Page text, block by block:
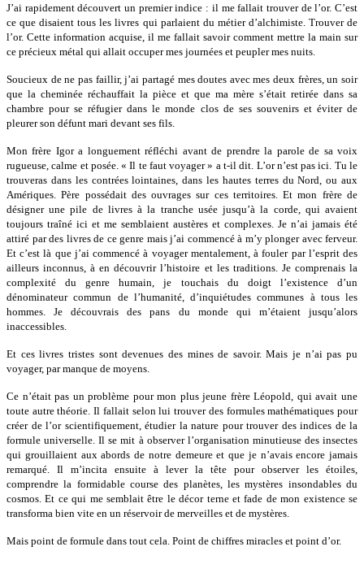
J’ai rapidement découvert un premier indice : il me fallait trouver de l’or. C’est
ce que disaient tous les livres qui parlaient du métier d’alchimiste. Trouver de
l’or. Cette information acquise, il me fallait savoir comment mettre la main sur
ce précieux métal qui allait occuper mes journées et peupler mes nuits.
Soucieux de ne pas faillir, j’ai partagé mes doutes avec mes deux frères, un soir
que la cheminée réchauffait la pièce et que ma mère s’était retirée dans sa
chambre pour se réfugier dans le monde clos de ses souvenirs et éviter de
pleurer son défunt mari devant ses fils.
Mon frère Igor a longuement réfléchi avant de prendre la parole de sa voix
rugueuse, calme et posée. « Il te faut voyager » a t-il dit. L’or n’est pas ici. Tu le
trouveras dans les contrées lointaines, dans les hautes terres du Nord, ou aux
Amériques. Père possédait des ouvrages sur ces territoires. Et mon frère de
désigner une pile de livres àla tranche usée jusqu’à la corde, qui avaient
toujours traîné ici et me semblaient austères et complexes. Je n’ai jamais été
attiré par des livres de ce genre mais j’ai commencé à m’y plonger avec ferveur.
Et c’est là que j’ai commencé à voyager mentalement, à fouler par l’esprit des
ailleurs inconnus, àen découvrir l’histoire et les traditions. Je comprenais la
complexité du genre humain, je touchais du doigt l’existence d’un
dénominateur commun de l’humanité, d’inquiétudes communes à tous les
hommes. Je découvrais des pans du monde qui m’étaient jusqu’alors
inaccessibles.
Et ces livres tristes sont devenues des mines de savoir. Mais je n’ai pas pu
voyager, par manque de moyens.
Ce n’était pas un problème pour mon plus jeune frère Léopold , qui avait une
toute autre théorie. Il fallait selon lui trouver des formules mathématiques pour
créer de l’or scientifiquement, étudier la nature pour trouver des indices de la
formule universelle. Il se mit à observer l’organisation minutieuse des insectes
qui grouillaient aux abords de notre demeure et que je n’avais encore jamais
remarqué. Il m’incita ensuite à lever la tête pour observer les étoiles,
comprendre la formidable course des planètes, les mystères insondables du
cosmos. Et ce qui me semblait être le décor terne et fade de mon existence se
transforma bien vite en un réservoir de merveilles et de mystères.
Mais point de formule dans tout cela. Point de chiffres miracles et point d’or.